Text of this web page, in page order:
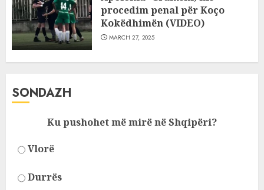
procedim penal për Koço
Kokëdhimën (VIDEO)
MARCH 27, 2025
SONDAZH
Ku pushohet më mirë në Shqipëri?
Vlorë
Durrës